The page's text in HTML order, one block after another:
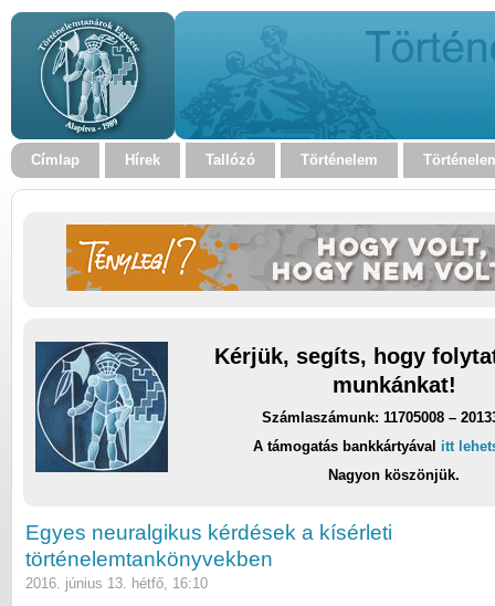
Címlap Hírek Tallózó Történelem
Kérjük, segíts, hogy
munkánkat!
Számlaszámunk: 11705008 –
A támogatás bankkártyával itt
Nagyon köszönjük.
Egyes neuralgikus kérdések a kísérleti
történelemtankönyvekben
2016. június 13. hétfő, 16:10